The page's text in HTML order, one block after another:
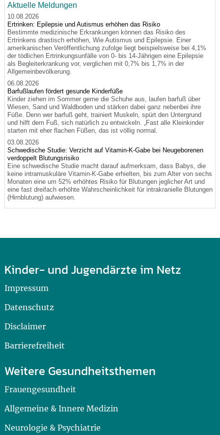
Aktuelle Meldungen
10.08.2026
Ertrinken: Epilepsie und Autismus erhöhen das Risiko
Bestimmte medizinische Erkrankungen können das Risiko des
Ertrinkens drastisch erhöhen, Wie Autismus und Epilepsie. Einer
amerikanischen Veröffentlichung zufolge liegt beispielsweise bei 4,1%
der tödlichen Ertrinkungsunfälle von 0- bis 14-Jährigen eine Epilepsie
als Begleiterkrankung vor, verglichen mit 0,7% bis 1,7% in der
Allgemeinbevölkerung.
06.08.2026
Barfußlaufen fördert gesunde Kinderfüße
Kinder ziehen im Sommer gerne die Schuhe aus, laufen barfuß über
Wiesen, Sand und Waldboden und stärken dabei ganz nebenbei ihre
Füße. Denn wer barfuß geht, trainiert Muskeln, spürt den Untergrund
und hilft dem Fuß, sich natürlich zu entwickeln. „Fast alle Kleinkinder
starten mit eher flachen Füßen, das ist völlig normal.
03.08.2026
Schwedische Studie: Verzicht auf Vitamin-K-Gabe bei Neugeborenen
verdoppelt Blutungsrisiko
Eine schwedische Studie macht darauf aufmerksam, dass Babys, die
keine intramuskuläre Vitamin-K-Gabe erhielten, bis zum Alter von sechs
Monaten eine um 52% erhöhtes Risiko für Blutungen jeglicher Art und
eine fast dreifach erhöhte Wahrscheinlichkeit für intrakranielle Blutungen
(Hirnblutung) aufwiesen.
Kinder- und Jugendärzte im Netz
Impressum
Datenschutz
Disclaimer
Barrierefreiheit
Weitere Gesundheitsthemen
Frauengesundheit
Allgemeine & Innere Medizin
Neurologie & Psychiatrie